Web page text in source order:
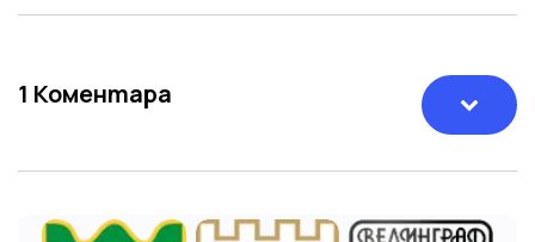
1 Коментара